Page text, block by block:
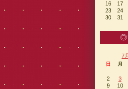
16
17
23
24
30
31
◎
7
日 月
2
3
9
10